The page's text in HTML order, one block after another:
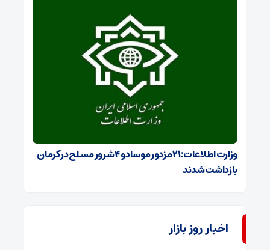
وزارت اطلاعات: ۲۱ مزدور موساد و ۴ شرور مسلح در کرمان
بازداشت شدند
اخبار روز بازار